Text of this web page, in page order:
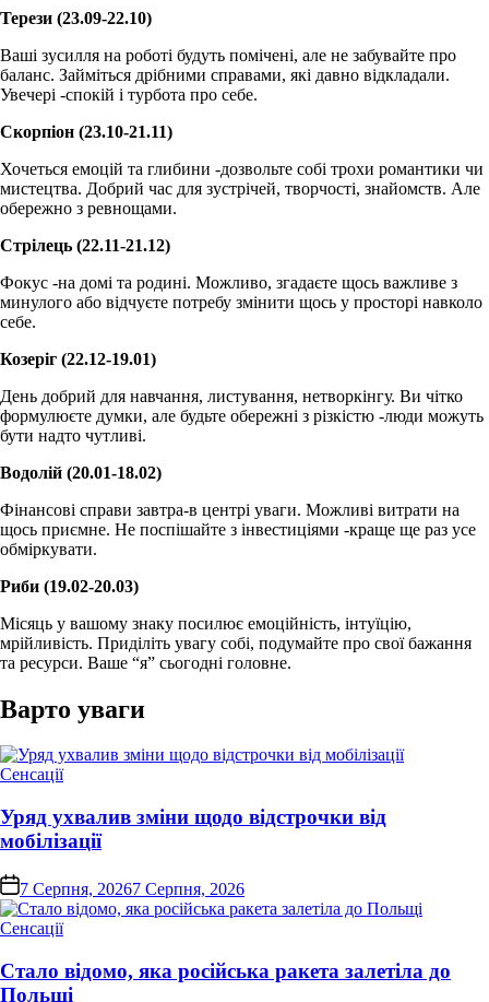
Терези (23.09-22.10)
Ваші зусилля на роботі будуть помічені, але не забувайте про
баланс. Займіться дрібними справами, які давно відкладали.
Увечері -спокій і турбота про себе.
Скорпіон (23.10-21.11)
Хочеться емоцій та глибини -дозвольте собі трохи романтики чи
мистецтва. Добрий час для зустрічей, творчості, знайомств. Але
обережно з ревнощами.
Стрілець (22.11-21.12)
Фокус -на домі та родині. Можливо, згадаєте щось важливе з
минулого або відчуєте потребу змінити щось у просторі навколо
себе.
Козеріг (22.12-19.01)
День добрий для навчання, листування, нетворкінгу. Ви чітко
формулюєте думки, але будьте обережні з різкістю -люди можуть
бути надто чутливі.
Водолій (20.01-18.02)
Фінансові справи завтра-в центрі уваги. Можливі витрати на
щось приємне. Не поспішайте з інвестиціями -краще ще раз усе
обміркувати.
Риби (19.02-20.03)
Місяць у вашому знаку посилює емоційність, інтуїцію,
мрійливість. Приділіть увагу собі, подумайте про свої бажання
та ресурси. Ваше “я” сьогодні головне.
Варто уваги
Опублікувати
Сенсації
Уряд ухвалив зміни щодо відстрочки від
мобілізації
on 7 Серпня, 20267 Серпня, 2026
Опублікувати
Сенсації
Стало відомо, яка російська ракета залетіла до
Польщі